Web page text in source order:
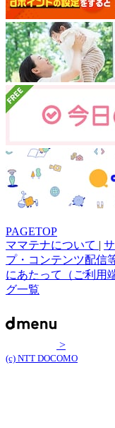
PAGETOP
ママテナについて |
プ・コンテンツ配信
にあたって（ご利用
グ一覧
>
(c) NTT DOCOMO